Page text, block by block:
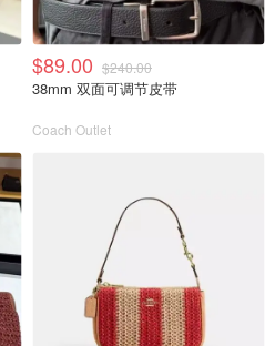
$89.00 $240.00
38mm 双面可调节皮带
Coach Outlet